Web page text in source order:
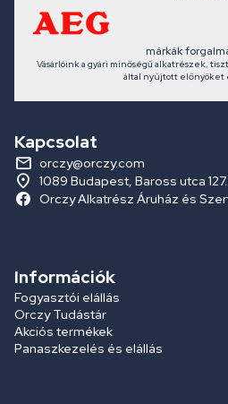
márkák
Vásárlóink a gyári minőségű alkatrészek,
által nyújtott
Kapcsolat
orczy@orczy.com
1089 Budapest, Baross utca 127.
Orczy Alkatrész Áruház és
Információk
Fogyasztói elállás
Orczy Tudástár
Akciós termékek
Panaszkezelés és elállás